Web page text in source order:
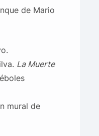
de Mario
La Muerte
mural de